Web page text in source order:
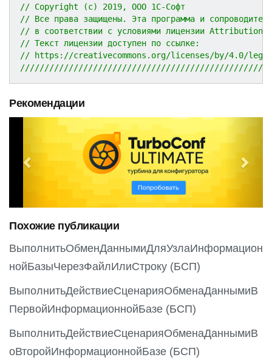
// Copyright (c) 2019, ООО 1С-Софт
// Все права защищены. Эта программа и
// в соответствии с условиями лицензии
// Текст лицензии доступен по ссылке:
// https://creativecommons.org/licenses/by/4.0/
Рекомендации
e
o
u
s
x
Похожие публикации
ВыполнитьОбменДаннымиДляУзлаИнформацион
нойБазыЧерезФайлИлиСтроку (БСП)
ВыполнитьДействиеСценарияОбменаДаннымиВ
ПервойИнформационнойБазе (БСП)
ВыполнитьДействиеСценарияОбменаДаннымиВ
оВторойИнформационнойБазе (БСП)